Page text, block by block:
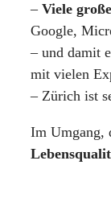
– Viele
Google,
– und damit
mit vielen
– Zürich ist
Im Umgang,